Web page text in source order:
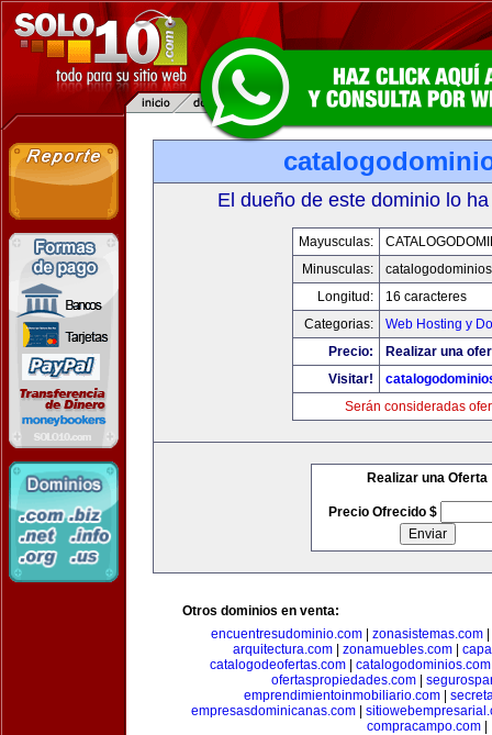
El dueño de este dominio lo
Mayusculas:
Minusculas:
Longitud:
16 caracteres
Categorias:
Web Hosting y
Precio:
Realizar una
Visitar!
Serán consideradas
Realizar una Oferta
Precio Ofrecido $
Otros dominios en venta:
encuentresudominio.com| zonasistemas.com|
arquitectura.com
zonamuebles.com
catalogodeofertas.com| catalogodominios.com
ofertaspropiedades.com|
emprendimientoinmobiliario.com|
empresasdominicanas.com|
compracampo.com